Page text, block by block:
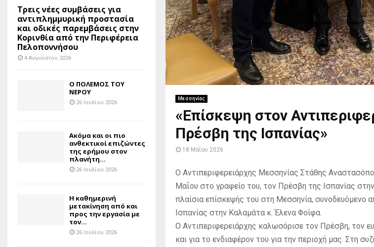
Μεσσηνίας
«Επίσκεψη στον
Πρέσβη της Ισπανίας»
18 Μαΐου 2026
Ο Αντιπεριφερειάρχης Μεσσηνίας Στάθης
Μαΐου στο γραφείο του, τον Πρέσβη της Ισπανίας
πλαίσια επίσκεψής του στη Μεσσηνία, συνοδευόμενο
Ισπανίας στην Καλαμάτα κ. Έλενα Φοίφα.
Ο Αντιπεριφερειάρχης καλωσόρισε τον Πρέσβη, τον
και για το ενδιαφέρον του για την περιοχή μας. Στη
Τρεις νέες συμβάσεις για
αντιπλημμυρική προστασία
και οδικές παρεμβάσεις στην
Κορινθία από την Περιφέρεια
Πελοποννήσου
4 Αυγούστου 2026
Ο ΠΟΛΕΜΟΣ ΤΟΥ
ΝΕΡΟΥ
26 Ιουλίου 2026
Ακόμα και οι πιο
ανθεκτικοί επιζώντες
της ερήμου στον
πλανήτη...
26 Ιουλίου 2026
H καθημερινή
μετακίνηση από και
προς την εργασία με
τον...
26 Ιουλίου 2026